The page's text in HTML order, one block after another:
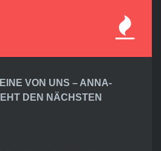
VON UNS – ANNA-
DEN NÄCHSTEN